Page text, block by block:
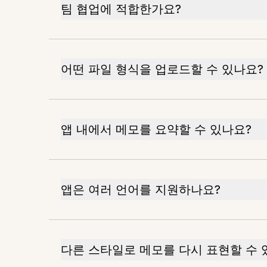
팀 협업에 적합한가요?
어떤 파일 형식을 업로드할 수 있나요?
앱 내에서 메모를 요약할 수 있나요?
앱은 여러 언어를 지원하나요?
다른 스타일로 메모를 다시 표현할 수